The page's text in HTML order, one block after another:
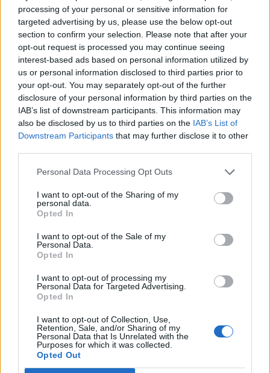
processing of your personal or sensitive information for
targeted advertising by us, please use the below opt-out
section to confirm your selection. Please note that after your
opt-out request is processed you may continue seeing
interest-based ads based on personal information utilized by
us or personal information disclosed to third parties prior to
your opt-out. You may separately opt-out of the further
disclosure of your personal information by third parties on the
IAB’s list of downstream participants. This information may
also be disclosed by us to third parties on the IAB’s List of
Downstream Participants that may further disclose it to other
Personal Data Processing Opt Outs
I want to opt-out of the Sharing of my
personal data.
Opted In
I want to opt-out of the Sale of my
Personal Data.
Opted In
I want to opt-out of processing my
Personal Data for Targeted Advertising.
Opted In
I want to opt-out of Collection, Use,
Retention, Sale, and/or Sharing of my
Personal Data that Is Unrelated with the
Purposes for which it was collected.
Opted Out
εξοπλισμού στα...